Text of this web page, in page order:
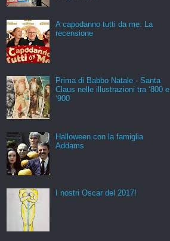
A capodanno tutti da me: La
recensione
Prima di Babbo Natale - Santa
Claus nelle illustrazioni tra ‘800 e
‘900
Halloween con la famiglia
Addams
I nostri Oscar del 2017!